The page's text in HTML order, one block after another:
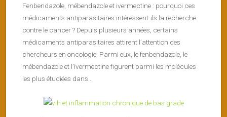
Fenbendazole, mébendazole et ivermectine : pourquoi ces
médicaments antiparasitaires intéressent-ils la recherche
contre le cancer ? Depuis plusieurs années, certains
médicaments antiparasitaires attirent l’attention des
chercheurs en oncologie. Parmi eux, le fenbendazole, le
mébendazole et l’ivermectine figurent parmi les molécules
les plus étudiées dans...